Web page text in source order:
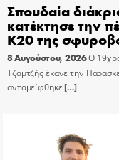
Σπουδαία
κατέκτησε την
Κ20 της
8 Αυγούστου, 2026Ο
Τζαμτζής έκανε την
ανταμείφθηκε[…]